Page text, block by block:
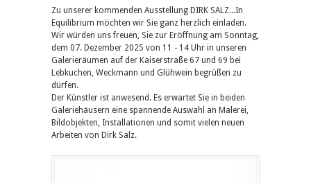
Zu unserer kommenden Ausstellung DIRK SALZ...In
Equilibrium möchten wir Sie ganz herzlich einladen.
Wir würden uns freuen, Sie zur Eröffnung am Sonntag,
dem 07. Dezember 2025 von 11 - 14 Uhr in unseren
Galerieräumen auf der Kaiserstraße 67 und 69 bei
Lebkuchen, Weckmann und Glühwein begrüßen zu
dürfen.
Der Künstler ist anwesend. Es erwartet Sie in beiden
Galeriehäusern eine spannende Auswahl an Malerei,
Bildobjekten, Installationen und somit vielen neuen
Arbeiten von Dirk Salz.